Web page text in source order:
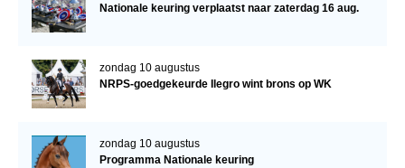
Nationale keuring verplaatst naar zaterdag 16 aug.
zondag 10 augustus
NRPS-goedgekeurde Ilegro wint brons op WK
zondag 10 augustus
Programma Nationale keuring